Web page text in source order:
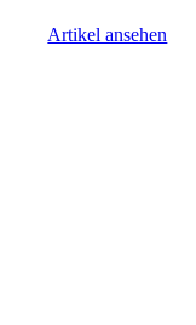
Artikel ansehen